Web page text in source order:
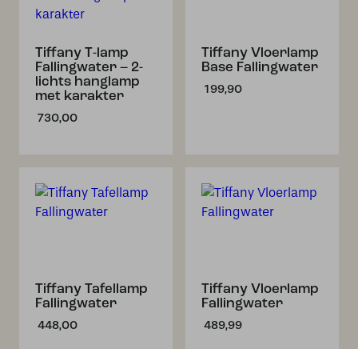
Tiffany T-lamp
Fallingwater – 2-
lichts hanglamp
met karakter
730,00
Tiffany Vloerlamp
Base Fallingwater
199,90
Tiffany Tafellamp
Fallingwater
448,00
Tiffany Vloerlamp
Fallingwater
489,99